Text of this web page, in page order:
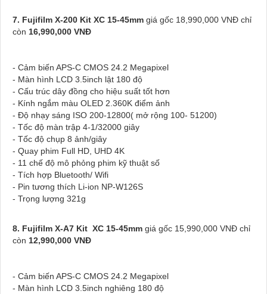
7. Fujifilm X-200 Kit XC 15-45mm giá gốc 18,990,000 VNĐ chỉ
còn 16,990,000 VNĐ
- Cảm biến APS-C CMOS 24.2 Megapixel
- Màn hình LCD 3.5inch lật 180 độ
- Cấu trúc dây đồng cho hiệu suất tốt hơn
- Kính ngắm màu OLED 2.360K điểm ảnh
- Độ nhạy sáng ISO 200-12800( mở rộng 100- 51200)
- Tốc độ màn trập 4-1/32000 giây
- Tốc độ chụp 8 ảnh/giây
- Quay phim Full HD, UHD 4K
- 11 chế độ mô phỏng phim kỹ thuật số
- Tích hợp Bluetooth/ Wifi
- Pin tương thích Li-ion NP-W126S
- Trọng lượng 321g
8. Fujifilm X-A7 Kit XC 15-45mm giá gốc 15,990,000 VNĐ chỉ
còn 12,990,000 VNĐ
- Cảm biến APS-C CMOS 24.2 Megapixel
- Màn hình LCD 3.5inch nghiêng 180 độ